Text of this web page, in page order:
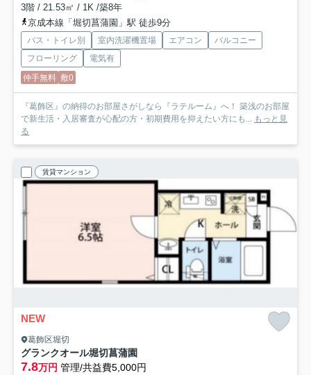
3階 / 21.53㎡ / 1K /築8年
京成本線「堀切菖蒲園」駅 徒歩9分
バス・トイレ別 室内洗濯機置場 エアコン
バルコニー
フローリング
電気有
仲手無料 敷0
『葛飾区』の納得のお部屋さがしなら『ラテルーム』へ！ 築浅のお部屋
で新生活・入居審査が心配の方・初期費用を抑えたい方にも... もっと見
る
賃貸マンション
NEW
葛飾区堀切
グランクオール堀切菖蒲園
7.8万円 管理/共益費5,000円